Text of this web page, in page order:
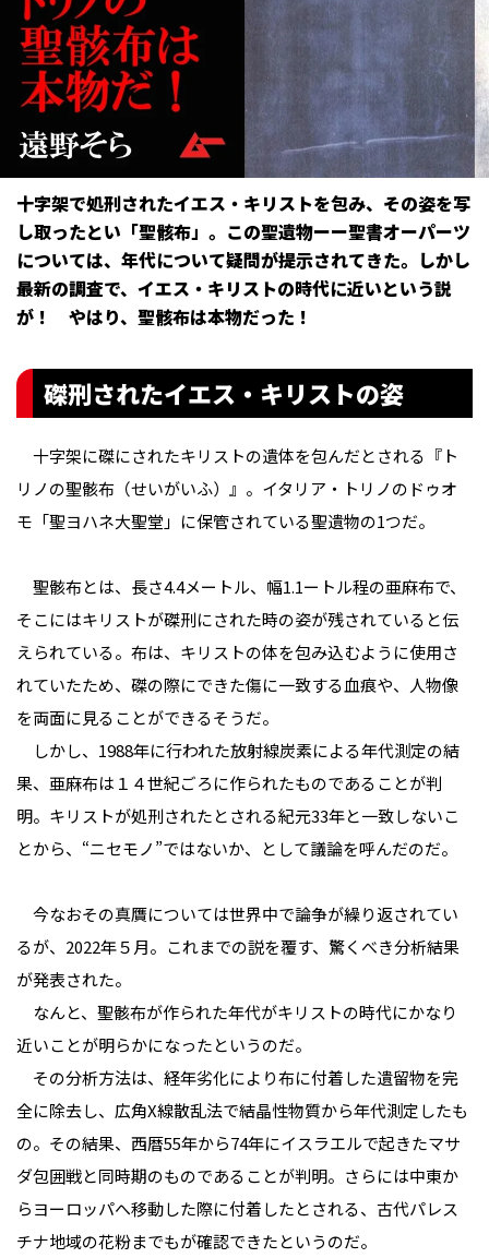
十字架で処刑されたイエス・キリストを包み、その姿を写
し取ったとい「聖骸布」。この聖遺物ーー聖書オーパーツ
については、年代について疑問が提示されてきた。しかし
最新の調査で、イエス・キリストの時代に近いという説
が！ やはり、聖骸布は本物だった！
磔刑されたイエス・キリストの姿
十字架に磔にされたキリストの遺体を包んだとされる『ト
リノの聖骸布（せいがいふ）』。イタリア・トリノのドゥオ
モ「聖ヨハネ大聖堂」に保管されている聖遺物の1つだ。
聖骸布とは、長さ4.4メートル、幅1.1ートル程の亜麻布で、
そこにはキリストが磔刑にされた時の姿が残されていると伝
えられている。布は、キリストの体を包み込むように使用さ
れていたため、磔の際にできた傷に一致する血痕や、人物像
を両面に見ることができるそうだ。
しかし、1988年に行われた放射線炭素による年代測定の結
果、亜麻布は１４世紀ごろに作られたものであることが判
明。キリストが処刑されたとされる紀元33年と一致しないこ
とから、“ニセモノ”ではないか、として議論を呼んだのだ。
今なおその真贋については世界中で論争が繰り返されてい
るが、2022年５月。これまでの説を覆す、驚くべき分析結果
が発表された。
なんと、聖骸布が作られた年代がキリストの時代にかなり
近いことが明らかになったというのだ。
その分析方法は、経年劣化により布に付着した遺留物を完
全に除去し、広角X線散乱法で結晶性物質から年代測定したも
の。その結果、西暦55年から74年にイスラエルで起きたマサ
ダ包囲戦と同時期のものであることが判明。さらには中東か
らヨーロッパへ移動した際に付着したとされる、古代パレス
チナ地域の花粉までもが確認できたというのだ。